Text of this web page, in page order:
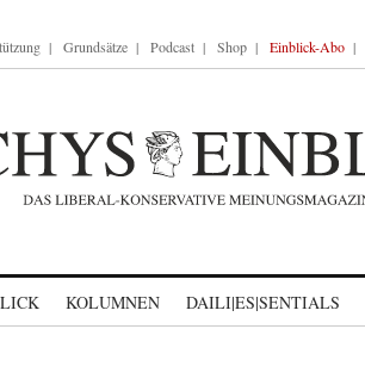
Grundsätze Podcast Shop Einblick-Abo
KOLUMNEN DAILI|ES|SENTIALS